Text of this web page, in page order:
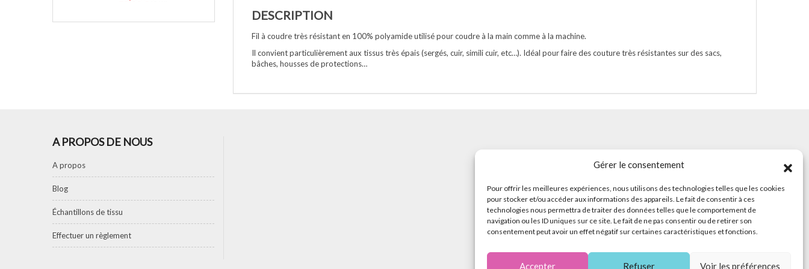
Gérer le consentement
Pour offrir les meilleures expériences, nous utilisons des technologies telles que les cookies
pour stocker et/ou accéder aux informations des appareils. Le fait de consentir à ces
technologies nous permettra de traiter des données telles que le comportement de
navigation ou les ID uniques sur ce site. Le fait de ne pas consentir ou de retirer son
consentement peut avoir un effet négatif sur certaines caractéristiques et fonctions.
Accepter Refuser Voir les préférences
DESCRIPTION
Fil à coudre très résistant en 100% polyamide utilisé pour coudre à la main comme à la machine.
Il convient particulièrement aux tissus très épais (sergés, cuir, simili cuir, etc…). Idéal pour faire des couture très résistantes sur des sacs,
bâches, housses de protections…
A PROPOS DE NOUS
A propos
Blog
Échantillons de tissu
Effectuer un règlement